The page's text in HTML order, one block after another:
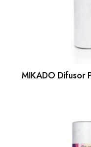
MIKADO Difusor